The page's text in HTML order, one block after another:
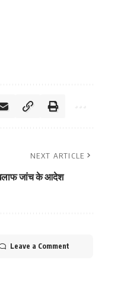
NEXT ARTICLE
जांच के आदेश
Leave a Comment